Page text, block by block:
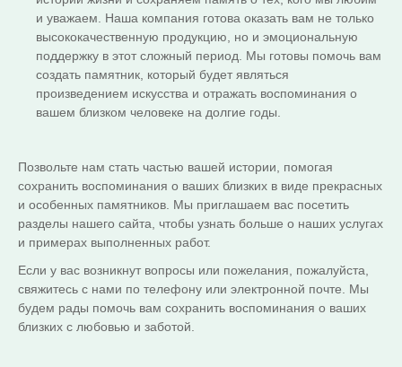
и уважаем. Наша компания готова оказать вам не только
высококачественную продукцию, но и эмоциональную
поддержку в этот сложный период. Мы готовы помочь вам
создать памятник, который будет являться
произведением искусства и отражать воспоминания о
вашем близком человеке на долгие годы.
Позвольте нам стать частью вашей истории, помогая
сохранить воспоминания о ваших близких в виде прекрасных
и особенных памятников. Мы приглашаем вас посетить
разделы нашего сайта, чтобы узнать больше о наших услугах
и примерах выполненных работ.
Если у вас возникнут вопросы или пожелания, пожалуйста,
свяжитесь с нами по телефону или электронной почте. Мы
будем рады помочь вам сохранить воспоминания о ваших
близких с любовью и заботой.